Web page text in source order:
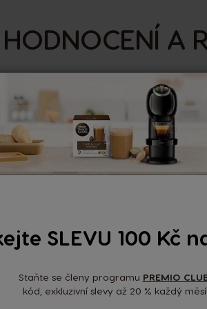
SLEVU 100 Kč
Staňte se členy programu PREMIO
kód, exkluzivní slevy až 20 % každý
HODNOCENÍ A
Nedávné recenze
Výborné